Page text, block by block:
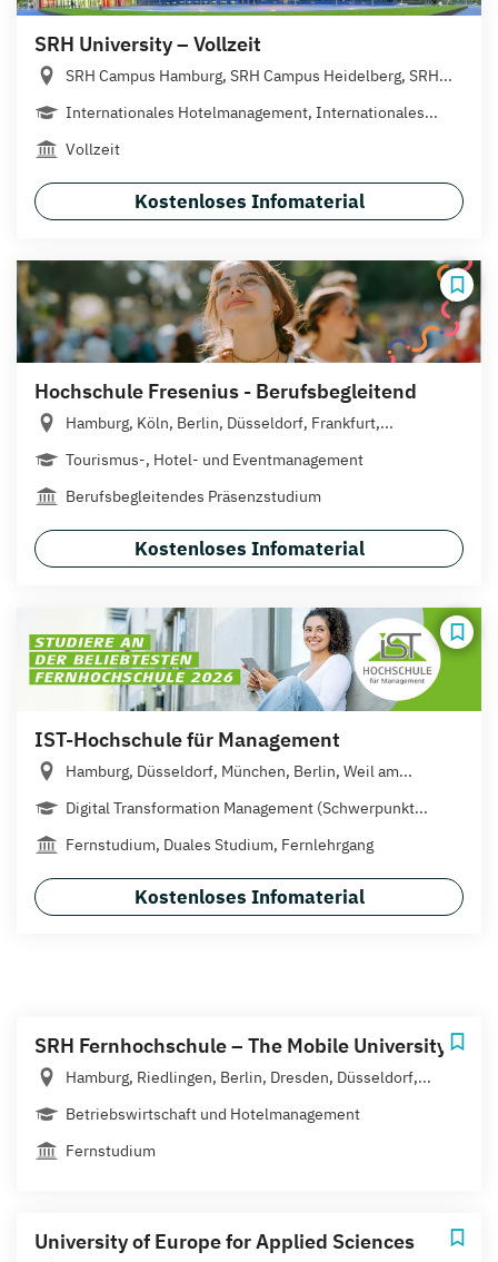
SRH University – Vollzeit
SRH Campus Hamburg, SRH Campus Heidelberg, SRH...
Internationales Hotelmanagement, Internationales...
Vollzeit
Kostenloses Infomaterial
Hochschule Fresenius - Berufsbegleitend
Hamburg, Köln, Berlin, Düsseldorf, Frankfurt,...
Tourismus-, Hotel- und Eventmanagement
Berufsbegleitendes Präsenzstudium
Kostenloses Infomaterial
IST-Hochschule für Management
Hamburg, Düsseldorf, München, Berlin, Weil am...
Digital Transformation Management (Schwerpunkt...
Fernstudium, Duales Studium, Fernlehrgang
Kostenloses Infomaterial
SRH Fernhochschule – The Mobile University
Hamburg, Riedlingen, Berlin, Dresden, Düsseldorf,...
Betriebswirtschaft und Hotelmanagement
Fernstudium
University of Europe for Applied Sciences